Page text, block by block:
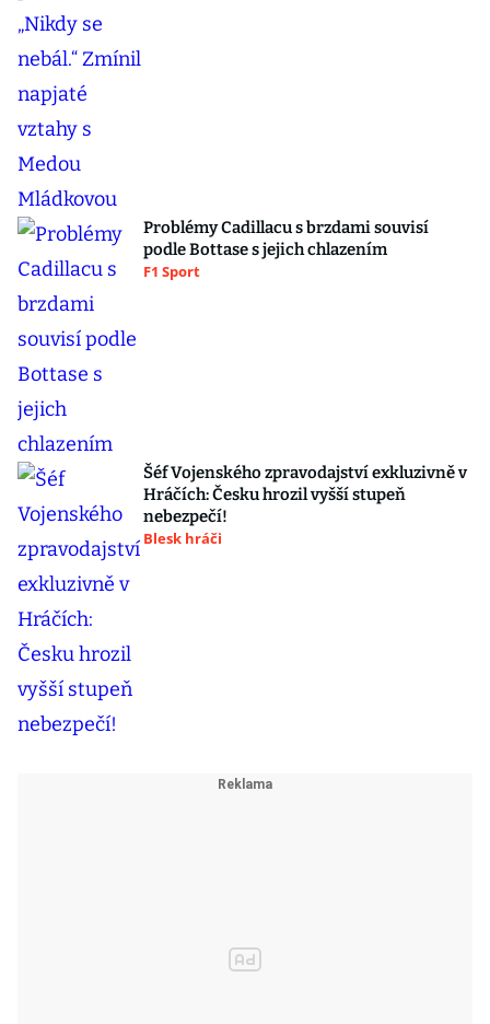
Problémy Cadillacu s brzdami souvisí
podle Bottase s jejich chlazením
F1 Sport
Šéf Vojenského zpravodajství exkluzivně v
Hráčích: Česku hrozil vyšší stupeň
nebezpečí!
Blesk hráči